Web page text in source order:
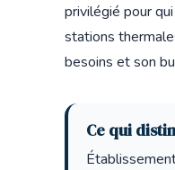
privilégié pour
stations
besoins et son
Ce qui